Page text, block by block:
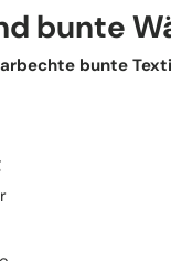
bunte
bunte